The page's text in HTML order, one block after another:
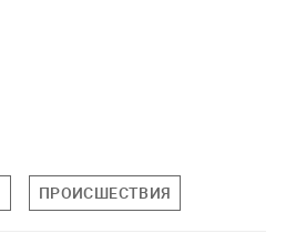
ПРОИСШЕСТВИЯ